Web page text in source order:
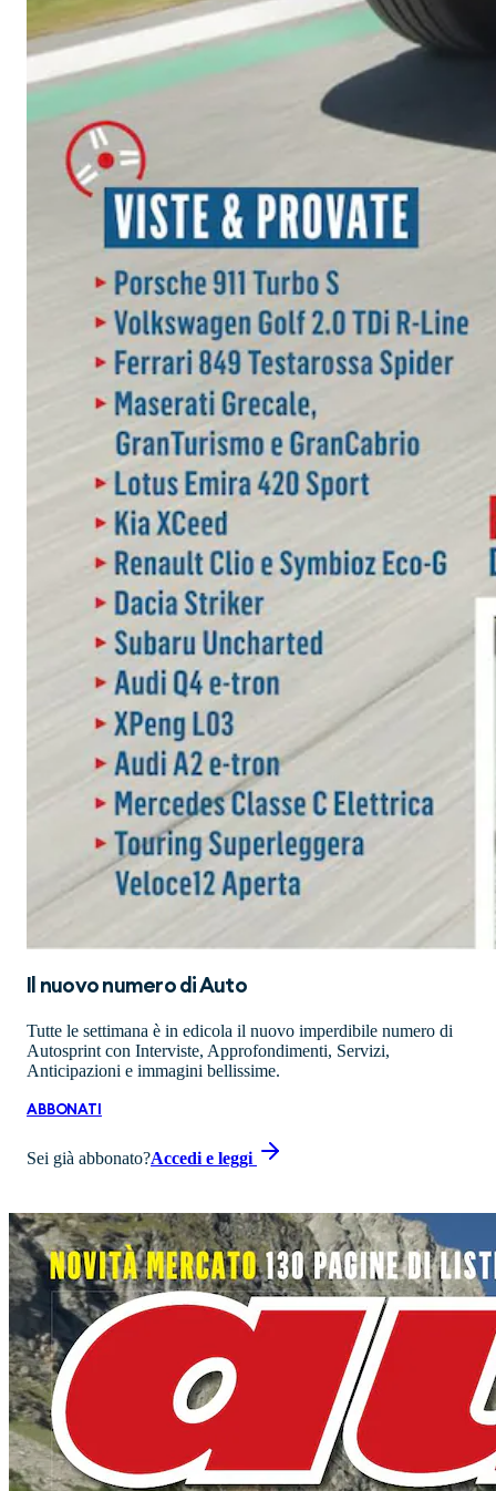
Il nuovo numero diAuto
Tutte le settimana è in edicola il nuovo imperdibile numero di
Autosprint con Interviste, Approfondimenti, Servizi,
Anticipazioni e immagini bellissime.
ABBONATI
Sei già abbonato?Accedi e leggi